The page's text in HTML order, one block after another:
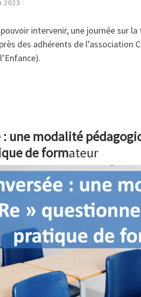
2023
pouvoir intervenir, une journée sur
des adhérents de l’association
: une modalité
de formateur